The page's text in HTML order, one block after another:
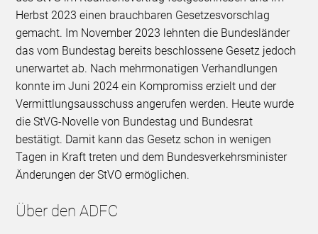
Herbst 2023 einen brauchbaren Gesetzesvorschlag
gemacht. Im November 2023 lehnten die Bundesländer
das vom Bundestag bereits beschlossene Gesetz jedoch
unerwartet ab. Nach mehrmonatigen Verhandlungen
konnte im Juni 2024 ein Kompromiss erzielt und der
Vermittlungsausschuss angerufen werden. Heute wurde
die StVG-Novelle von Bundestag und Bundesrat
bestätigt. Damit kann das Gesetz schon in wenigen
Tagen in Kraft treten und dem Bundesverkehrsminister
Änderungen der StVO ermöglichen.
Über den ADFC